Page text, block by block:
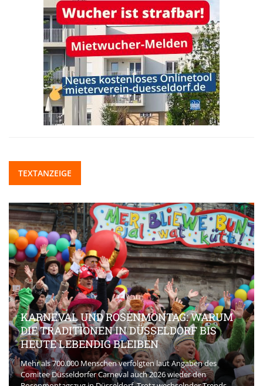
TEXTANZEIGE
KARNEVAL UND ROSENMONTAG: WARUM
DIE TRADITIONEN IN DÜSSELDORF BIS
HEUTE LEBENDIG BLEIBEN
Mehr als 700.000 Menschen verfolgten laut Angaben des
Comitee Düsseldorfer Carneval auch 2026 wieder den